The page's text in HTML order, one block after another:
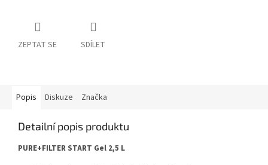
ZEPTAT SE SDÍLET
Popis Diskuze Značka
Detailní popis produktu
PURE+FILTER START Gel 2,5 L